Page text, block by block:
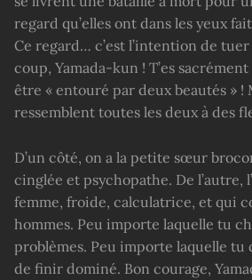
regard qu’elles ont dans les yeux
Ce regard… c’est l’intention de tuer
coup, Yamada-kun ! T’es
être « entouré par deux beautés » !
ressemblent toutes les deux à des
D’un côté, on a la petite sœur
cinglée et psychopathe. De l’autre,
femme, froide, calculatrice, et qui
hommes. Peu importe laquelle tu
problèmes. Peu importe laquelle tu
de finir dominé. Bon courage,